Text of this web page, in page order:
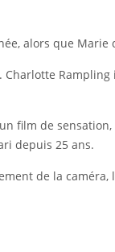
alors que Marie
film de
depuis 25 ans.
de la